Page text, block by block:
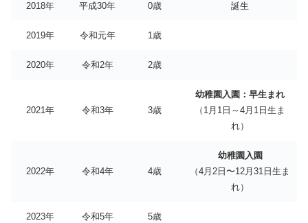
2018年 平成30年 0歳 誕生
2019年 令和元年 1歳
2020年 令和2年 2歳
2021年 令和3年 3歳
幼稚園入園：早生まれ
（1月1日～4月1日生ま
れ）
2022年 令和4年 4歳
幼稚園入園
（4月2日〜12月31日生ま
れ）
2023年 令和5年 5歳